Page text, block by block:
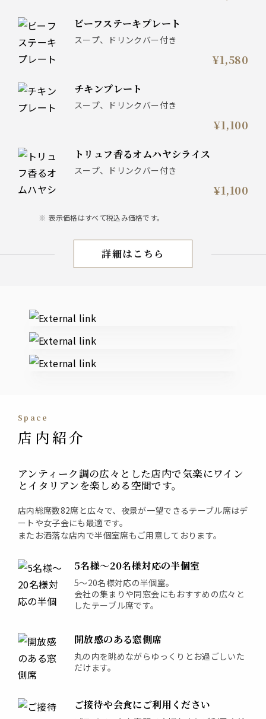
ビーフステーキプレート
スープ、ドリンクバー付き
¥1,580
チキンプレート
スープ、ドリンクバー付き
¥1,100
トリュフ香るオムハヤシライス
スープ、ドリンクバー付き
¥1,100
表示価格はすべて税込み価格です。
ランチ
詳細はこちら
External links
space
店内紹介
アンティーク調の広々とした店内で気楽にワイン
とイタリアンを楽しめる空間です。
店内総席数82席と広々で、夜景が一望できるテーブル席はデ
ートや女子会にも最適です。
またお洒落な店内で半個室席もご用意しております。
5名様〜20名様対応の半個室
5～20名様対応の半個室。
会社の集まりや同窓会にもおすすめの広々と
したテーブル席です。
開放感のある窓側席
丸の内を眺めながらゆっくりとお過ごしいた
だけます。
ご接待や会食にご利用ください